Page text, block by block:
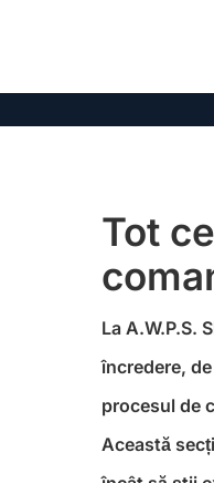
Tot
La A.W.P.S.
încredere,
procesul de
Această